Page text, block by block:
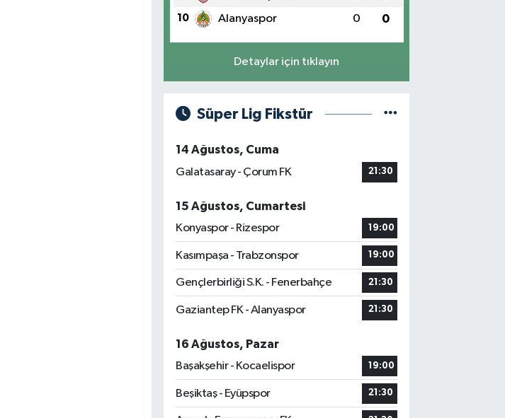
10 Alanyaspor 0 0
Detaylar için tıklayın
Süper Lig Fikstür
14 Ağustos, Cuma
Galatasaray - Çorum FK
21:30
15 Ağustos, Cumartesi
Konyaspor - Rizespor
19:00
Kasımpaşa - Trabzonspor 19:00
Gençlerbirliği S.K. - Fenerbahçe 21:30
Gaziantep FK - Alanyaspor 21:30
16 Ağustos, Pazar
Başakşehir - Kocaelispor
19:00
Beşiktaş - Eyüpspor 21:30